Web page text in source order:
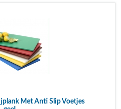
Met Anti Slip Voetjes